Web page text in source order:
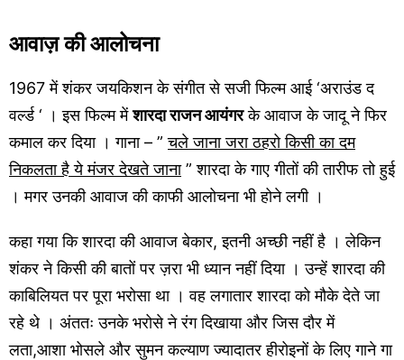
आवाज़ की आलोचना
1967 में शंकर जयकिशन के संगीत से सजी फिल्म आई ‘अराउंड द
वर्ल्ड ‘ । इस फिल्म मेंशारदा राजन आयंगरके आवाज के जादू ने फिर
कमाल कर दिया । गाना – ”चले जाना जरा ठहरो किसी का दम
निकलता है ये मंजर देखते जाना” शारदा के गाए गीतों की तारीफ तो हुई
। मगर उनकी आवाज की काफी आलोचना भी होने लगी ।
कहा गया कि शारदा की आवाज बेकार, इतनी अच्छी नहीं है । लेकिन
शंकर ने किसी की बातों पर ज़रा भी ध्यान नहीं दिया । उन्हें शारदा की
काबिलियत पर पूरा भरोसा था । वह लगातार शारदा को मौके देते जा
रहे थे । अंततः उनके भरोसे ने रंग दिखाया और जिस दौर में
लता,आशा भोसले और सुमन कल्याण ज्यादातर हीरोइनों के लिए गाने गा